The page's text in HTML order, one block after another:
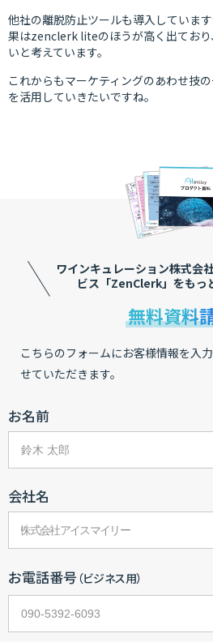
他社の離脱防止ツールも導入していま
果はzenclerk liteのほうが高く出てお
いと考えています。
これからもマーケティングのあわせ技
を活用していきたいですね。
ワインキュレーション株式会
ビス 「ZenClerk」をもっ
無料資料
こちらのフォームにお客様情報を入
せていただきます。
お名前
会社名
お電話番号（ビジネス用）